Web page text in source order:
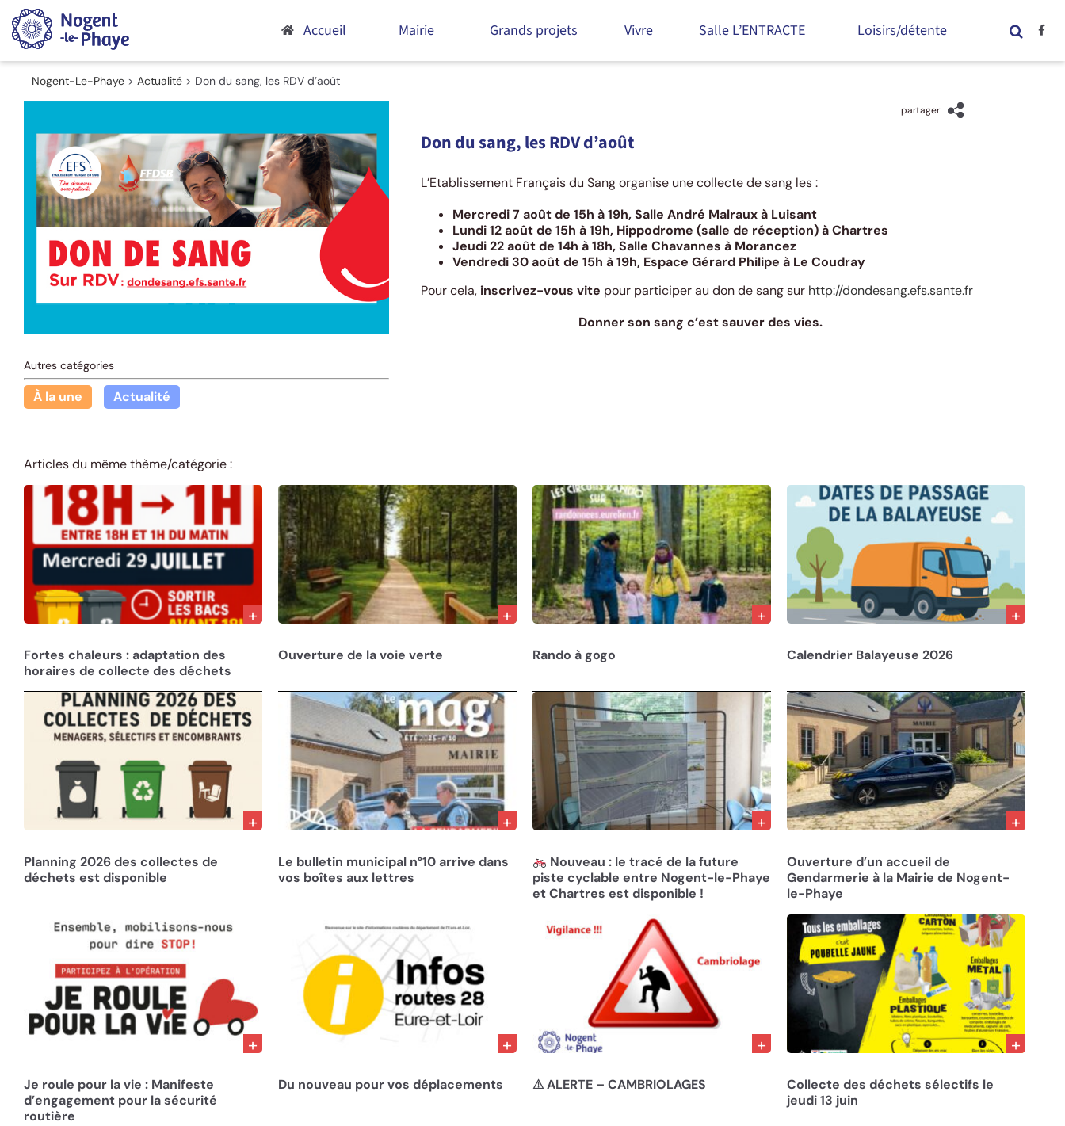
Passer
au
contenu
Accueil Mairie Grands projets Vivre Salle L’ENTRACTE Loisirs/détente
Nogent-Le-Phaye > Actualité > Don du sang, les RDV d’août
agrandie
Autres catégories
À la une Actualité
partager
Don du sang, les RDV d’août
L’Etablissement Français du Sang organise une collecte de sang les :
Mercredi 7 août de 15h à 19h, Salle André Malraux à Luisant
Lundi 12 août de 15h à 19h, Hippodrome (salle de réception) à Chartres
Jeudi 22 août de 14h à 18h, Salle Chavannes à Morancez
Vendredi 30 août de 15h à 19h, Espace Gérard Philipe à Le Coudray
Pour cela, inscrivez-vous vite pour participer au don de sang sur http://dondesang.efs.sante.fr
Donner son sang c’est sauver des vies.
Articles du même thème/catégorie :
Fortes chaleurs : adaptation des
horaires de collecte des déchets
Ouverture de la voie verte Rando à gogo Calendrier Balayeuse 2026
Planning 2026 des collectes de
déchets est disponible
Le bulletin municipal n°10 arrive dans
vos boîtes aux lettres
Nouveau : le tracé de la future
piste cyclable entre Nogent-le-Phaye
et Chartres est disponible !
Ouverture d’un accueil de
Gendarmerie à la Mairie de Nogent-
le-Phaye
Je roule pour la vie : Manifeste
d’engagement pour la sécurité
routière
Du nouveau pour vos déplacements ⚠ ALERTE – CAMBRIOLAGES
Collecte des déchets sélectifs le
jeudi 13 juin